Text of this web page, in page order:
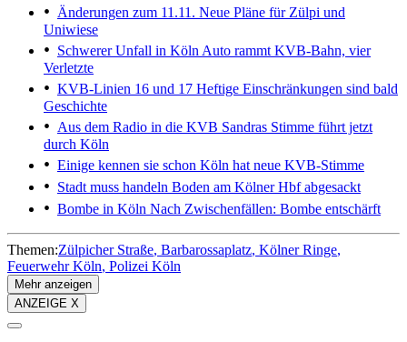
Änderungen zum 11.11. Neue Pläne für Zülpi und
Uniwiese
Schwerer Unfall in Köln Auto rammt KVB-Bahn, vier
Verletzte
KVB-Linien 16 und 17 Heftige Einschränkungen sind bald
Geschichte
Aus dem Radio in die KVB Sandras Stimme führt jetzt
durch Köln
Einige kennen sie schon Köln hat neue KVB-Stimme
Stadt muss handeln Boden am Kölner Hbf abgesackt
Bombe in Köln Nach Zwischenfällen: Bombe entschärft
Themen:Zülpicher Straße Barbarossaplatz Kölner Ringe
Feuerwehr Köln Polizei Köln
Mehr anzeigen
ANZEIGE X